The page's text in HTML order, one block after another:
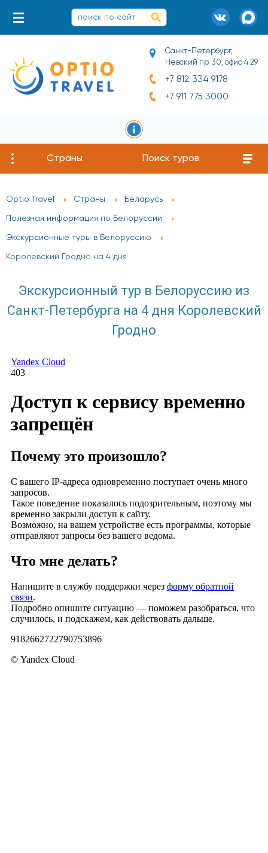
Санкт-Петербург,
Невский пр. 30, офис 4.29
+7 812 334 9178
+7 911 775 3000
Страны Поиск туров
Optio Travel Страны Беларусь
Полезная информация по Белоруссии
Экскурсионные туры в Белоруссию
Королевский Гродно на 4 дня
Экскурсионный тур в Белоруссию из
Санкт-Петербурга на 4 дня Королевский
Гродно